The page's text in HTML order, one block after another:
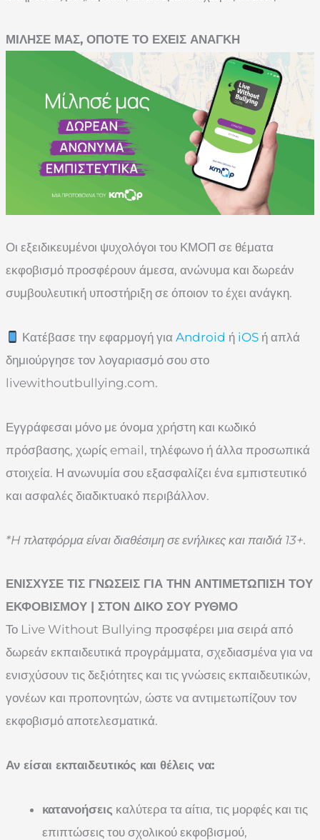
ΜΙΛΗΣΕ ΜΑΣ, ΟΠΟΤΕ ΤΟ ΕΧΕΙΣ ΑΝΑΓΚΗ
Οι εξειδικευμένοι ψυχολόγοι του ΚΜΟΠ σε θέματα
εκφοβισμό προσφέρουν άμεσα, ανώνυμα και δωρεάν
συμβουλευτική υποστήριξη σε όποιον το έχει ανάγκη.
Κατέβασε την εφαρμογή γιαAndroid ή iOS ή απλά
δημιούργησε τον λογαριασμό σου στο
livewithoutbullying.com.
Εγγράφεσαι μόνο με όνομα χρήστη και κωδικό
πρόσβασης, χωρίς email, τηλέφωνο ή άλλα προσωπικά
στοιχεία. Η ανωνυμία σου εξασφαλίζει ένα εμπιστευτικό
και ασφαλές διαδικτυακό περιβάλλον.
*H πλατφόρμα είναι διαθέσιμη σε ενήλικες και παιδιά 13+.
ΕΝΙΣΧΥΣΕ ΤΙΣ ΓΝΩΣΕΙΣ ΓΙΑ ΤΗΝ ΑΝΤΙΜΕΤΩΠΙΣΗ ΤΟΥ
ΕΚΦΟΒΙΣΜΟΥ | ΣΤΟΝ ΔΙΚΟ ΣΟΥ ΡΥΘΜΟ
Το Live Without Bullying προσφέρει μια σειρά από
δωρεάν εκπαιδευτικά προγράμματα, σχεδιασμένα για να
ενισχύσουν τις δεξιότητες και τις γνώσεις εκπαιδευτικών,
γονέων και προπονητών, ώστε να αντιμετωπίζουν τον
εκφοβισμό αποτελεσματικά.
Αν είσαι εκπαιδευτικός και θέλεις να:
κατανοήσεις καλύτερα τα αίτια, τις μορφές και τις
επιπτώσεις του σχολικού εκφοβισμού,